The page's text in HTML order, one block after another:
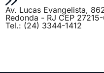
Av. Lucas Evangelista,
Redonda - RJ CEP
Tel.: (24) 3344-1412